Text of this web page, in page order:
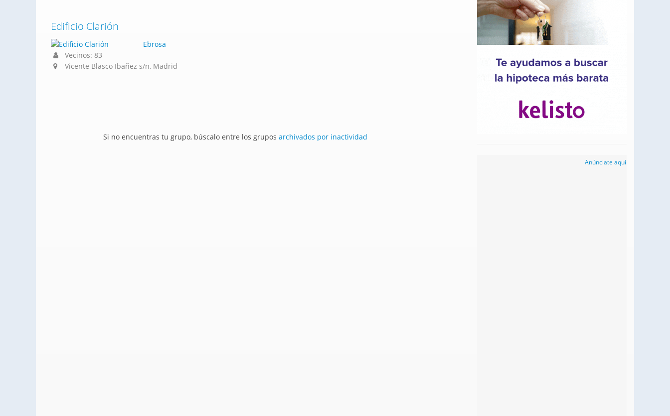
Edificio Clarión
Ebrosa
Vecinos: 83
Vicente Blasco Ibañez s/n, Madrid
Si no encuentras tu grupo, búscalo entre los grupos archivados por inactividad
Anúnciate aquí